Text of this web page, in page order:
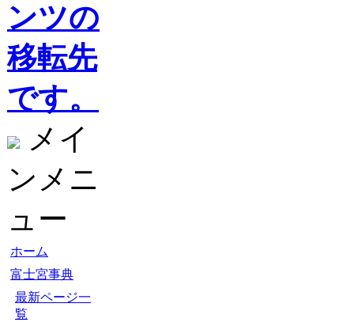
ンツの
移転先
です。
メイ
ンメニ
ュー
ホーム
富士宮事典
最新ページ一
覧